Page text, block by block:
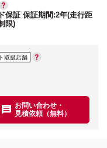
保証 保証期間:2年(走行距
限)
取扱店舗
お問い合わせ・
見積依頼（無料）